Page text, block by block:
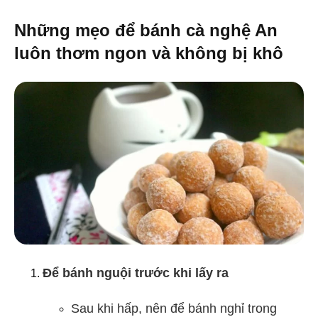
Những mẹo để bánh cà nghệ An
luôn thơm ngon và không bị khô
Để bánh nguội trước khi lấy ra
Sau khi hấp, nên để bánh nghỉ trong